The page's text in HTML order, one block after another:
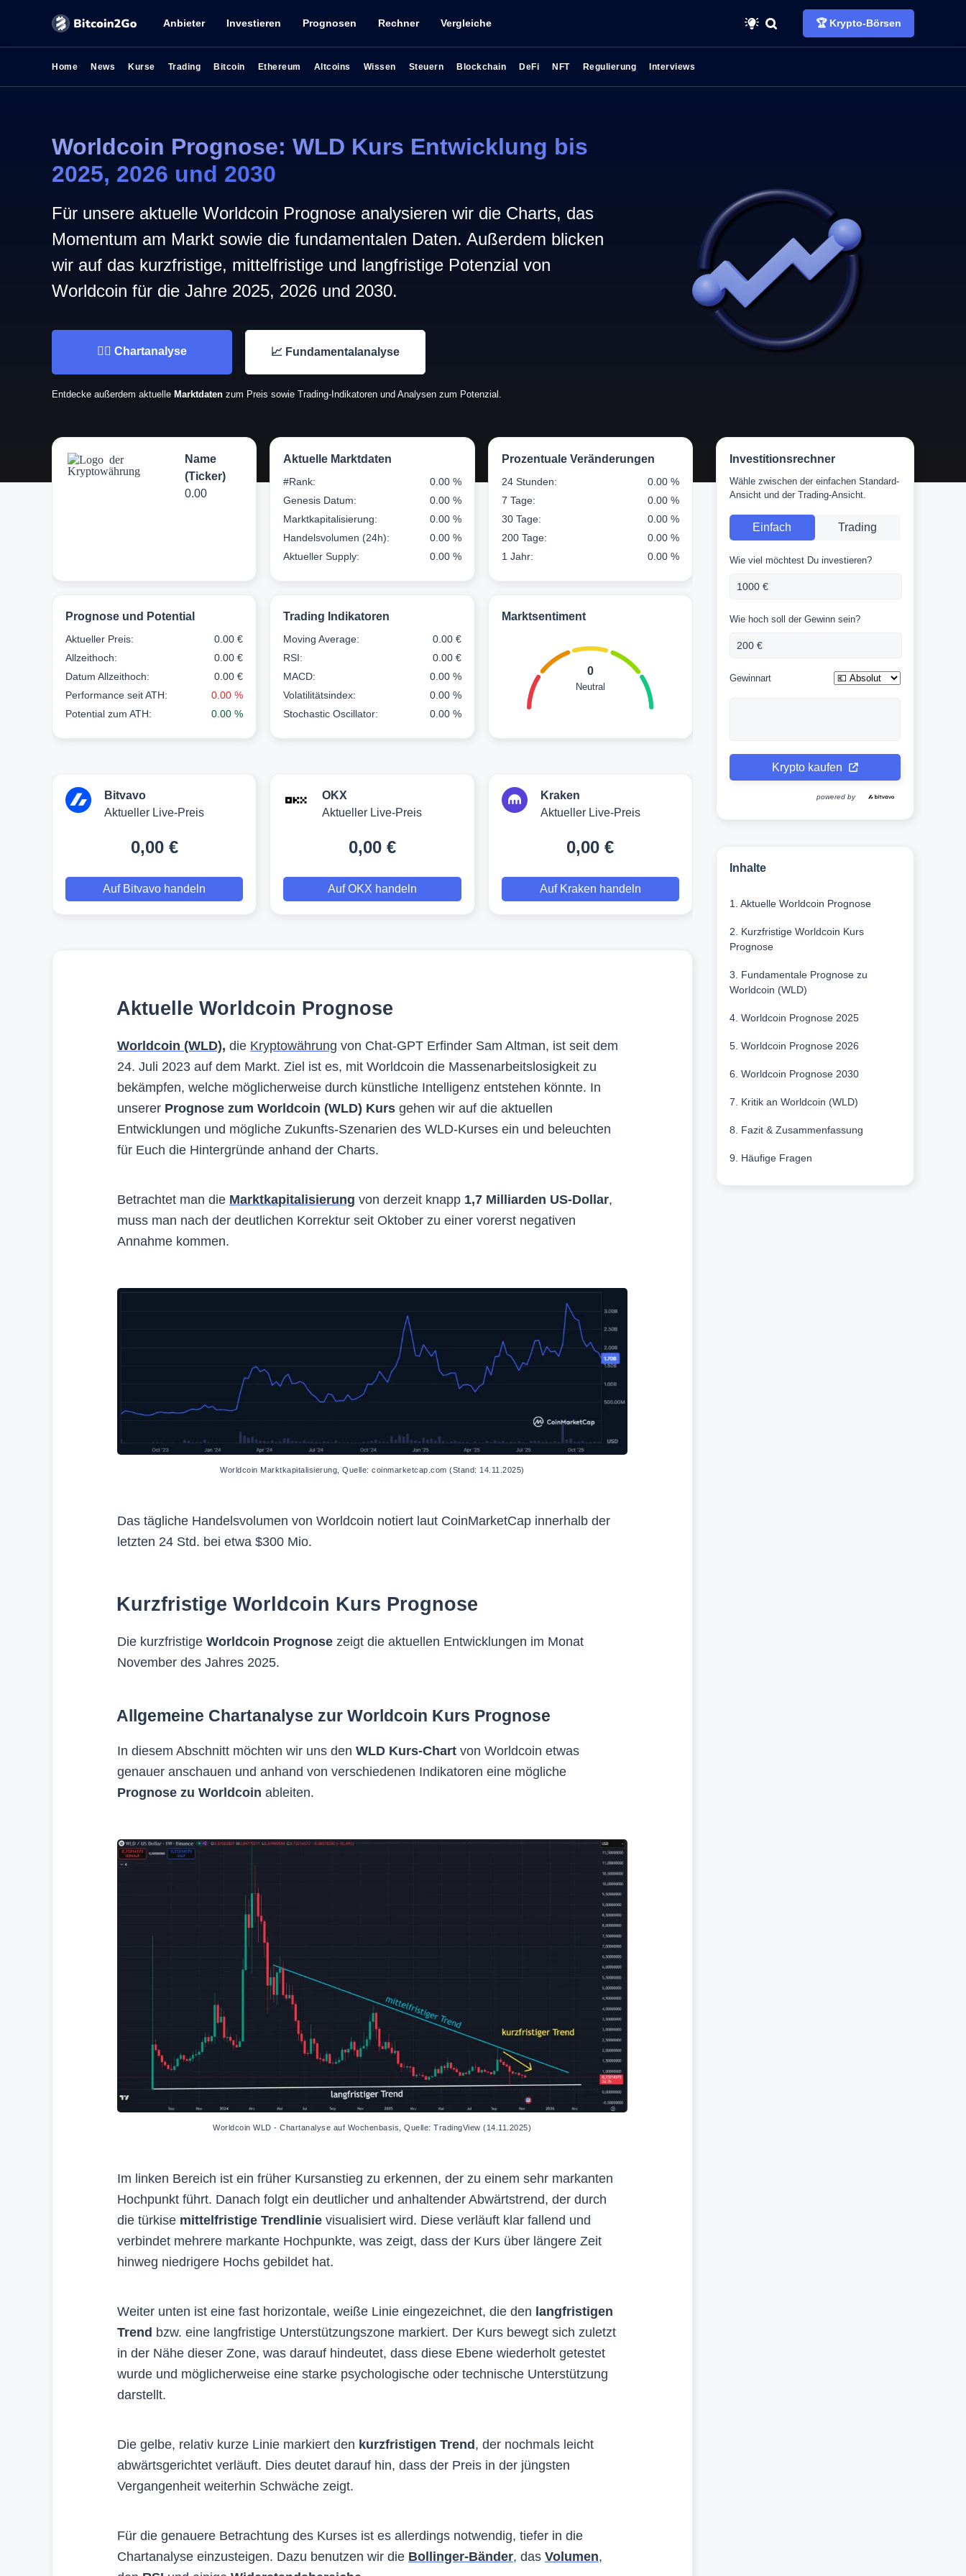
Anbieter Investieren Prognosen Rechner Vergleiche 🏆 Krypto-Börsen
Home News Kurse Trading Bitcoin Ethereum Altcoins Wissen Steuern Blockchain DeFi NFT Regulierung Interviews
Worldcoin Prognose: WLD Kurs Entwicklung bis
2025, 2026 und 2030
Für unsere aktuelle Worldcoin Prognose analysieren wir die Charts, das
Momentum am Markt sowie die fundamentalen Daten. Außerdem blicken
wir auf das kurzfristige, mittelfristige und langfristige Potenzial von
Worldcoin für die Jahre 2025, 2026 und 2030.
👉🏼 Chartanalyse 📈 Fundamentalanalyse
Entdecke außerdem aktuelle Marktdaten zum Preis sowie Trading-Indikatoren und Analysen zum Potenzial.
Name
(Ticker)
0.00
Aktuelle Marktdaten
#Rank:
0.00 %
Genesis Datum:
0.00 %
Marktkapitalisierung:
0.00 %
Handelsvolumen (24h):
0.00 %
Aktueller Supply:
0.00 %
Prozentuale Veränderungen
24 Stunden:
0.00 %
7 Tage:
0.00 %
30 Tage:
0.00 %
200 Tage:
0.00 %
1 Jahr:
0.00 %
Prognose und Potential
Aktueller Preis:
0.00 €
Allzeithoch:
0.00 €
Datum Allzeithoch:
0.00 €
Performance seit ATH:
0.00 %
Potential zum ATH:
0.00 %
Trading Indikatoren
Moving Average:
0.00 €
RSI:
0.00 €
MACD:
0.00 %
Volatilitätsindex:
0.00 %
Stochastic Oscillator:
0.00 %
Marktsentiment
0
Neutral
Bitvavo
Aktueller Live-Preis
0,00 €
Auf Bitvavo handeln
OKX
Aktueller Live-Preis
0,00 €
Auf OKX handeln
Kraken
Aktueller Live-Preis
0,00 €
Auf Kraken handeln
Aktuelle Worldcoin Prognose
Worldcoin (WLD), die Kryptowährung von Chat-GPT Erfinder Sam Altman, ist seit dem
24. Juli 2023 auf dem Markt. Ziel ist es, mit Worldcoin die Massenarbeitslosigkeit zu
bekämpfen, welche möglicherweise durch künstliche Intelligenz entstehen könnte. In
unserer Prognose zum Worldcoin (WLD) Kurs gehen wir auf die aktuellen
Entwicklungen und mögliche Zukunfts-Szenarien des WLD-Kurses ein und beleuchten
für Euch die Hintergründe anhand der Charts.
Betrachtet man die Marktkapitalisierung von derzeit knapp 1,7 Milliarden US-Dollar,
muss man nach der deutlichen Korrektur seit Oktober zu einer vorerst negativen
Annahme kommen.
Worldcoin Marktkapitalisierung, Quelle: coinmarketcap.com (Stand: 14.11.2025)
Das tägliche Handelsvolumen von Worldcoin notiert laut CoinMarketCap innerhalb der
letzten 24 Std. bei etwa $300 Mio.
Kurzfristige Worldcoin Kurs Prognose
Die kurzfristige Worldcoin Prognose zeigt die aktuellen Entwicklungen im Monat
November des Jahres 2025.
Allgemeine Chartanalyse zur Worldcoin Kurs Prognose
In diesem Abschnitt möchten wir uns den WLD Kurs-Chart von Worldcoin etwas
genauer anschauen und anhand von verschiedenen Indikatoren eine mögliche
Prognose zu Worldcoin ableiten.
Worldcoin WLD - Chartanalyse auf Wochenbasis, Quelle: TradingView (14.11.2025)
Im linken Bereich ist ein früher Kursanstieg zu erkennen, der zu einem sehr markanten
Hochpunkt führt. Danach folgt ein deutlicher und anhaltender Abwärtstrend, der durch
die türkise mittelfristige Trendlinie visualisiert wird. Diese verläuft klar fallend und
verbindet mehrere markante Hochpunkte, was zeigt, dass der Kurs über längere Zeit
hinweg niedrigere Hochs gebildet hat.
Weiter unten ist eine fast horizontale, weiße Linie eingezeichnet, die den langfristigen
Trend bzw. eine langfristige Unterstützungszone markiert. Der Kurs bewegt sich zuletzt
in der Nähe dieser Zone, was darauf hindeutet, dass diese Ebene wiederholt getestet
wurde und möglicherweise eine starke psychologische oder technische Unterstützung
darstellt.
Die gelbe, relativ kurze Linie markiert den kurzfristigen Trend, der nochmals leicht
abwärtsgerichtet verläuft. Dies deutet darauf hin, dass der Preis in der jüngsten
Vergangenheit weiterhin Schwäche zeigt.
Für die genauere Betrachtung des Kurses ist es allerdings notwendig, tiefer in die
Chartanalyse einzusteigen. Dazu benutzen wir die Bollinger-Bänder, das Volumen,
Investitionsrechner
Wähle zwischen der einfachen Standard-
Ansicht und der Trading-Ansicht.
Einfach Trading
Wie viel möchtest Du investieren?
Wie hoch soll der Gewinn sein?
Gewinnart
Krypto kaufen
powered by
Inhalte
1. Aktuelle Worldcoin Prognose
2. Kurzfristige Worldcoin Kurs
Prognose
3. Fundamentale Prognose zu
Worldcoin (WLD)
4. Worldcoin Prognose 2025
5. Worldcoin Prognose 2026
6. Worldcoin Prognose 2030
7. Kritik an Worldcoin (WLD)
8. Fazit & Zusammenfassung
9. Häufige Fragen